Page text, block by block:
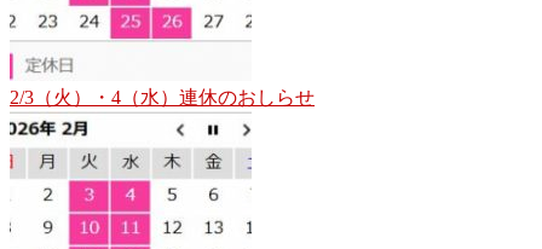
2/3（火）・4（水）連休のおしらせ